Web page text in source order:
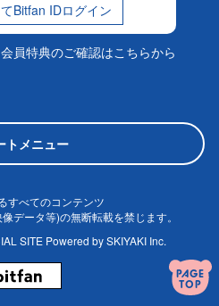
PAGE
TOP
Bitfan IDログイン
会員特典のご確認はこちらから
トメニュー
すべてのコンテンツ
データ等)の無断転載を禁じます。
SITE Powered bySKIYAKI Inc.